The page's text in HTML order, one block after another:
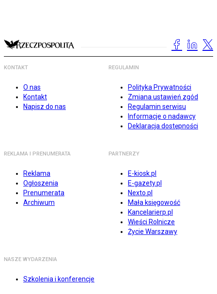
KONTAKT
O nas
Kontakt
Napisz do nas
REGULAMIN
Polityka Prywatności
Zmiana ustawień zgód
Regulamin serwisu
Informacje o nadawcy
Deklaracja dostępności
REKLAMA I PRENUMERATA
Reklama
Ogłoszenia
Prenumerata
Archiwum
PARTNERZY
E-kiosk.pl
E-gazety.pl
Nexto.pl
Mała księgowość
Kancelarierp.pl
Wieści Rolnicze
Życie Warszawy
NASZE WYDARZENIA
Szkolenia i konferencje